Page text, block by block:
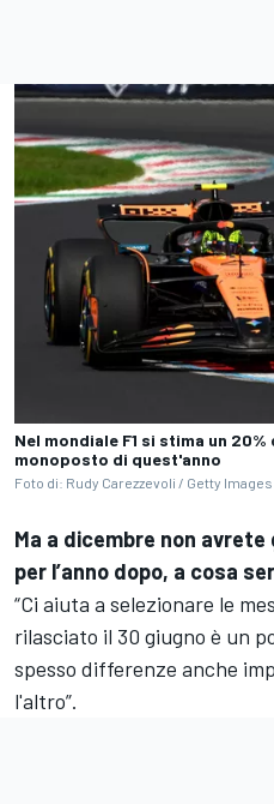
Nel mondiale F1 si stima un
monoposto di quest'anno
Foto di: Rudy Carezzevoli / Getty Images
Ma a dicembre non
per l’anno dopo, a cosa
“Ci aiuta a selezionare le
rilasciato il 30 giugno è un
spesso differenze anche
l'altro”.